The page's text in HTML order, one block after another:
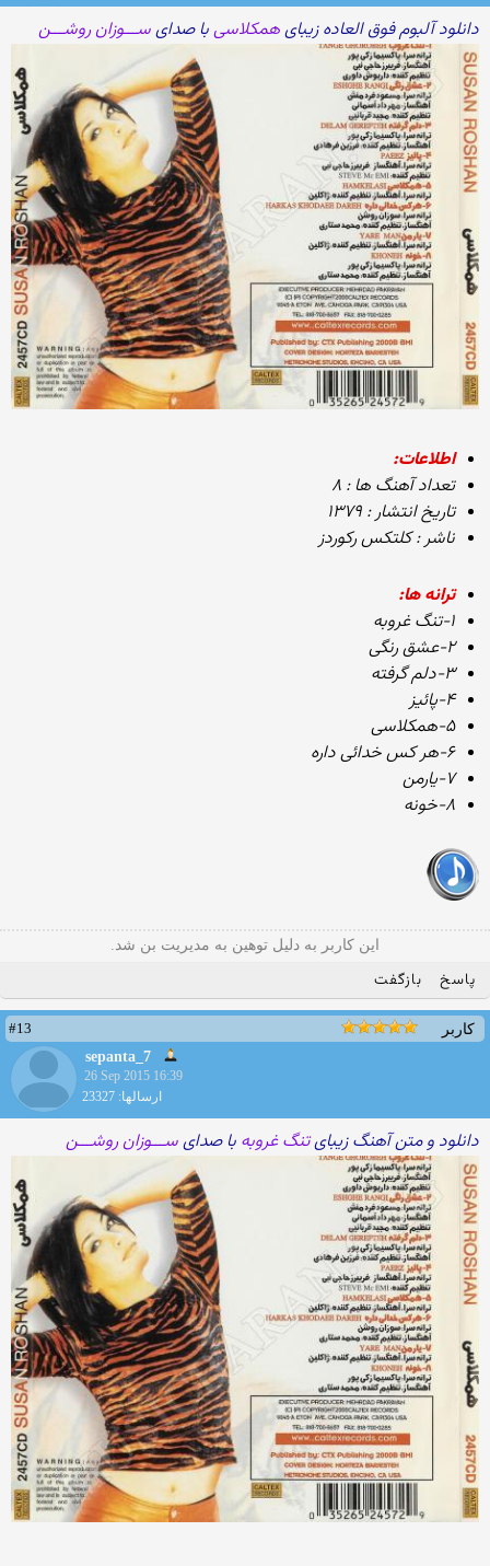
دانلود آلبوم فوق العاده زیبایهمکلاسیبا صدایســـوزان روشـــن
اطلاعات:
تعداد آهنگ ها : ۸
تاریخ انتشار : ۱۳۷۹
ناشر : کلتکس رکوردز
ترانه ها:
۱-تنگ غروبه
۲-عشق رنگی
۳-دلم گرفته
۴-پائیز
۵-همکلاسی
۶-هر کس خدائی داره
۷-یارمن
۸-خونه
این کاربر به دلیل توهین به مدیریت بن شد.
پاسخ بازگفت
کاربر
#13
sepanta_7
26 Sep 2015 16:39
ارسالها: 23327
دانلود و متن آهنگ زیبایتنگ غروبه با صدایســـوزان روشـــن